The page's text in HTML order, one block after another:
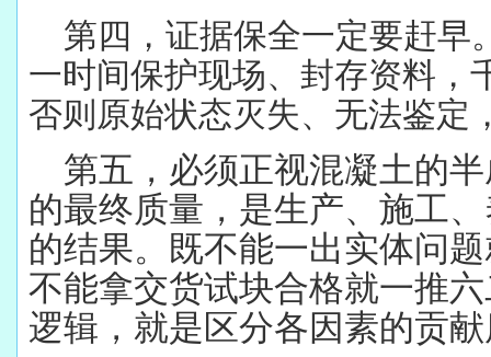
第四，证据保全一定要赶早
一时间保护现场、封存资料，
否则原始状态灭失、无法鉴定
第五，必须正视混凝土的
的最终质量，是生产、施工
的结果。既不能一出实体问
不能拿交货试块合格就一推
逻辑，就是区分各因素的贡